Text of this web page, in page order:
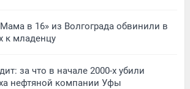
в 16» из Волгограда обвинили в
к младенцу
за что в начале 2000-х убили
нефтяной компании Уфы